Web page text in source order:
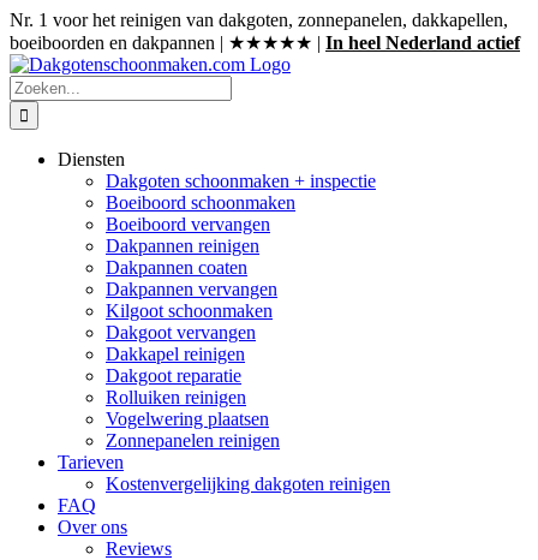
Ga
naar
inhoud
Nr. 1 voor het reinigen van dakgoten, zonnepanelen, dakkapellen,
boeiboorden en dakpannen | ★★★★★ | In heel Nederland actief
Zoeken
naar:
Diensten
Dakgoten schoonmaken + inspectie
Boeiboord schoonmaken
Boeiboord vervangen
Dakpannen reinigen
Dakpannen coaten
Dakpannen vervangen
Kilgoot schoonmaken
Dakgoot vervangen
Dakkapel reinigen
Dakgoot reparatie
Rolluiken reinigen
Vogelwering plaatsen
Zonnepanelen reinigen
Tarieven
Kostenvergelijking dakgoten reinigen
FAQ
Over ons
Reviews